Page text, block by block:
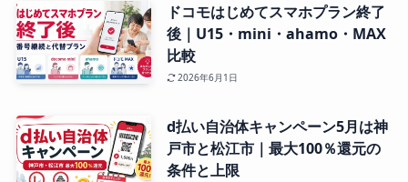
ドコモはじめてスマホプラン終了
後｜U15・mini・ahamo・MAX
比較
2026年6月1日
d払い自治体キャンペーン5月は神
戸市と松江市｜最大100％還元の
条件と上限